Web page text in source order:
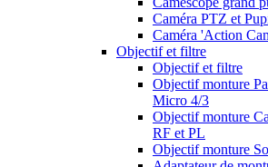
Caméra PTZ et
Caméra 'Action
Objectif et filtre
Objectif et filtre
Objectif monture
Micro 4/3
Objectif monture
RF et PL
Objectif monture